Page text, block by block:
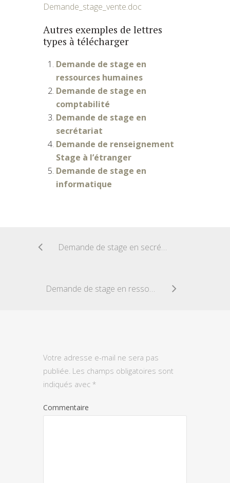
Demande_stage_vente.doc
Autres exemples de lettres
types à télécharger
Demande de stage en
ressources humaines
Demande de stage en
comptabilité
Demande de stage en
secrétariat
Demande de renseignement
Stage à l’étranger
Demande de stage en
informatique
Demande de stage en secrétariat
Demande de stage en ressources humaines
Votre adresse e-mail ne sera pas
publiée. Les champs obligatoires sont
indiqués avec *
Commentaire